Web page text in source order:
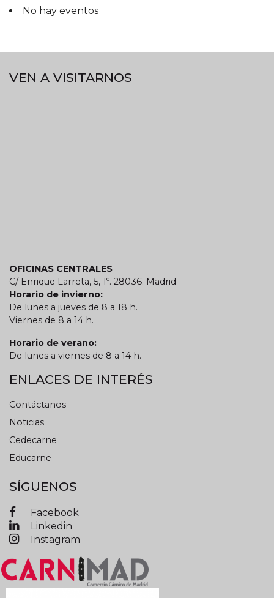
No hay eventos
VEN A VISITARNOS
OFICINAS CENTRALES
C/ Enrique Larreta, 5, 1º. 28036. Madrid
Horario de invierno:
De lunes a jueves de 8 a 18 h.
Viernes de 8 a 14 h.
Horario de verano:
De lunes a viernes de 8 a 14 h.
ENLACES DE INTERÉS
Contáctanos
Noticias
Cedecarne
Educarne
SÍGUENOS
Facebook
Linkedin
Instagram